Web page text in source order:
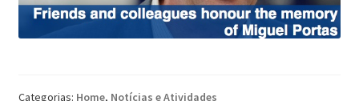
Categorias: Home, Notícias e Atividades